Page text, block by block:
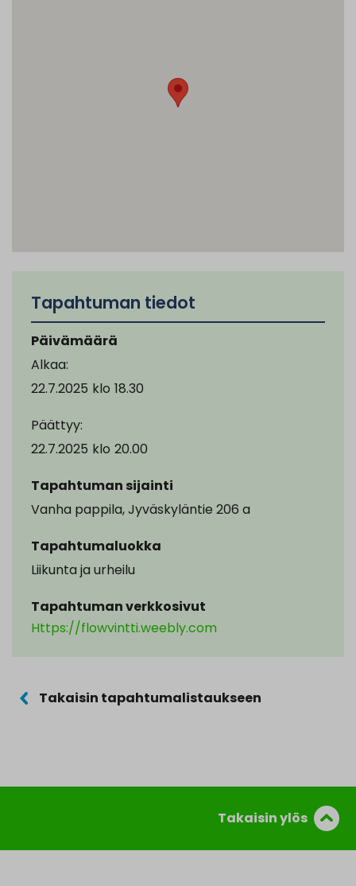
Tapahtuman tiedot
Päivämäärä
Alkaa:
22.7.2025 klo 18.30
Päättyy:
22.7.2025 klo 20.00
Tapahtuman sijainti
Vanha pappila, Jyväskyläntie 206 a
Tapahtumaluokka
Liikunta ja urheilu
Tapahtuman verkkosivut
Https://flowvintti.weebly.com
Takaisin tapahtumalistaukseen
Takaisin ylös